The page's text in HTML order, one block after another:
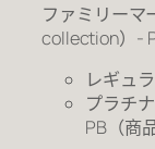
ファミリーマ
collection）-
レギュ
プラチ
PB（商